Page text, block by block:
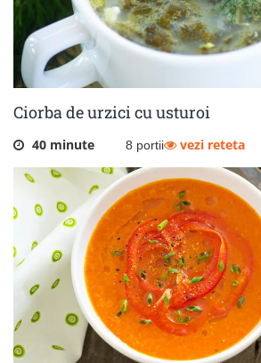
Ciorba de urzici cu usturoi
40 minute 8 portii vezi reteta